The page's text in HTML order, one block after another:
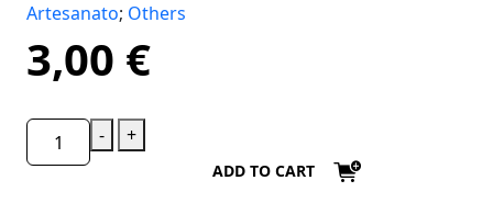
Artesanato; Others
3,00 €
- +
ADD TO CART